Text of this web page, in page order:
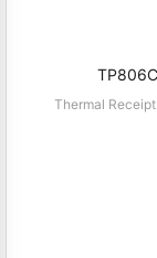
TP806C